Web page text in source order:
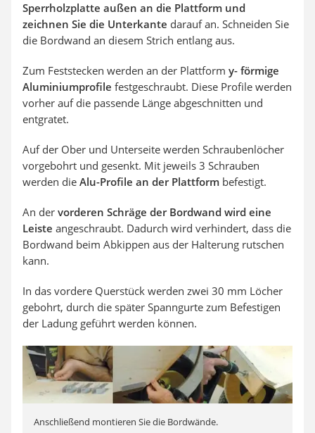
Sperrholzplatte außen an die Plattform und
zeichnen Sie die Unterkante darauf an. Schneiden Sie
die Bordwand an diesem Strich entlang aus.
Zum Feststecken werden an der Plattform y- förmige
Aluminiumprofile festgeschraubt. Diese Profile werden
vorher auf die passende Länge abgeschnitten und
entgratet.
Auf der Ober und Unterseite werden Schraubenlöcher
vorgebohrt und gesenkt. Mit jeweils 3 Schrauben
werden die Alu-Profile an der Plattform befestigt.
An der vorderen Schräge der Bordwand wird eine
Leiste angeschraubt. Dadurch wird verhindert, dass die
Bordwand beim Abkippen aus der Halterung rutschen
kann.
In das vordere Querstück werden zwei 30 mm Löcher
gebohrt, durch die später Spanngurte zum Befestigen
der Ladung geführt werden können.
Anschließend montieren Sie die Bordwände.